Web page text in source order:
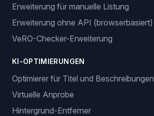
Erweiterung für manuelle Listung
Erweiterung ohne API (browserbasiert)
VeRO-Checker-Erweiterung
KI-OPTIMIERUNGEN
Optimierer für Titel und Beschreibungen
Virtuelle Anprobe
Hintergrund-Entferner